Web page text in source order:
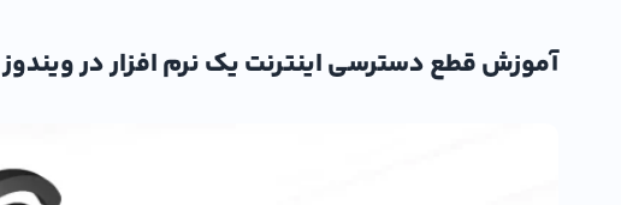
آموزش قطع دسترسی اینترنت یک نرم افزار در ویندوز 10